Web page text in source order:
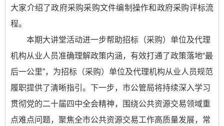
大家介绍了政府采购采购文件编制操作和政府采购评标流
程。
本期大讲堂活动进一步帮助招标（采购）单位及代理
机构从业人员准确理解政策内涵，有效打通了政策落地“最
后一公里”，为招标（采购）单位及代理机构从业人员规范
履职提供了清晰指引。下一步，市公管局将持续深入学习
贯彻党的二十届四中全会精神，围绕公共资源交易领域重
点难点问题，聚焦全市公共资源交易工作高质量发展，常